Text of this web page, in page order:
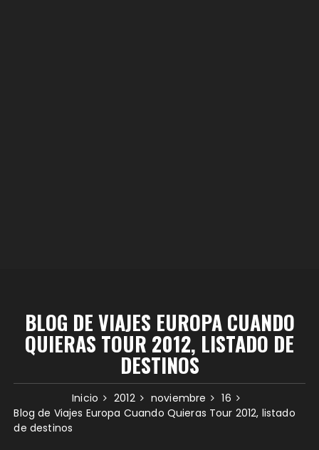
BLOG DE VIAJES EUROPA CUANDO
QUIERAS TOUR 2012, LISTADO DE
DESTINOS
Inicio 2012 noviembre
16
Blog de Viajes Europa Cuando Quieras Tour 2012, listado
de destinos